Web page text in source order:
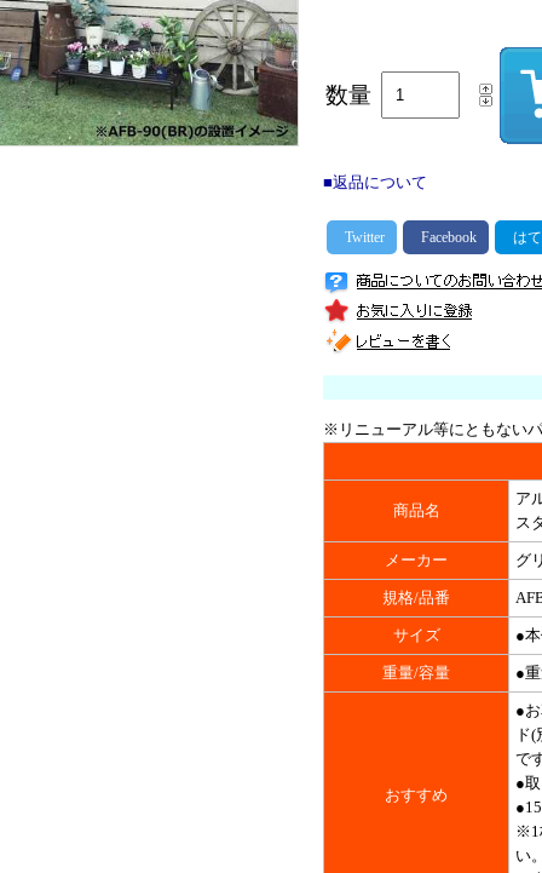
数量
■返品について
※リニューアル等にともない
商品名
ア
ス
メーカー グ
規格/品番
サイズ ●
重量/容量 ●
おすすめ
●
ド
で
●
※1
い